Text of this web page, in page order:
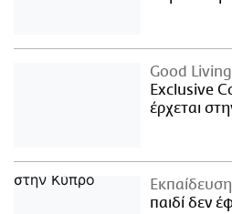
Good Living
Exclusive
έρχεται
Εκπαίδευση
παιδί δεν